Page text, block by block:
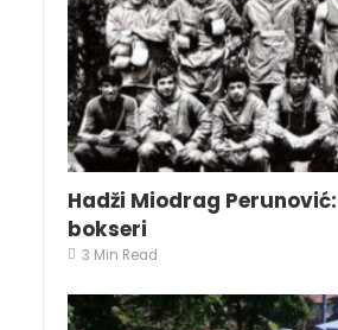
Hadži Miodrag
bokseri
3 Min Read